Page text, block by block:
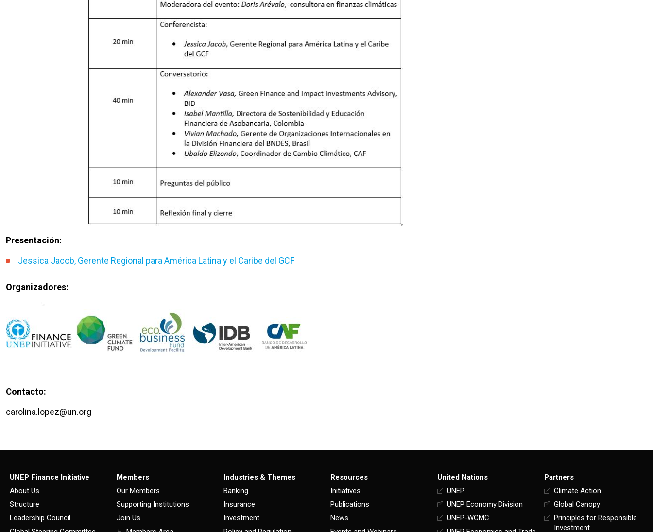
Presentación:
Jessica Jacob, Gerente Regional para América Latina y el Caribe del GCF
Organizadores:
Contacto:
carolina.lopez@un.org
UNEP Finance Initiative
About Us
Structure
Leadership Council
Members
Our Members
Supporting Institutions
Join Us
Industries & Themes
Banking
Insurance
Investment
Resources
Initiatives
Publications
News
United Nations
UNEP
UNEP Economy Division
UNEP-WCMC
Partners
Climate Action
Global Canopy
Principles for Responsible
Investment